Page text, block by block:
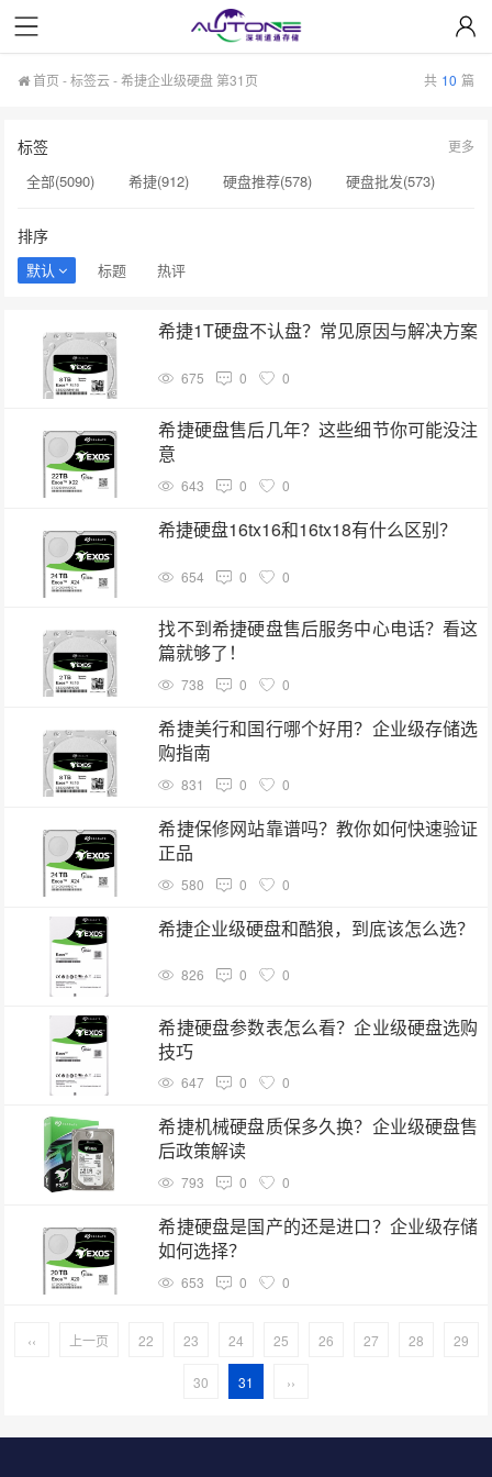
首页 -标签云- 希捷企业级硬盘 第31页 共 10 篇
标签
全部(5090) 希捷(912) 硬盘推荐(578)
硬盘批发(573)
硬盘采购(474)
希捷硬盘(471)
显卡(283)
希捷硬盘选购(274)
企业级固态硬盘(265)
硬盘售后服务(262)
移动硬盘(244)
服务器硬盘价格(196)
企业级NAS存储(189)
更多
排序
默认 标题 热评
希捷1T硬盘不认盘？常见原因与解决方案
675 0 0
希捷硬盘售后几年？这些细节你可能没注
意
643 0 0
希捷硬盘16tx16和16tx18有什么区别？
654 0 0
找不到希捷硬盘售后服务中心电话？看这
篇就够了！
738 0 0
希捷美行和国行哪个好用？企业级存储选
购指南
831 0 0
希捷保修网站靠谱吗？教你如何快速验证
正品
580 0 0
希捷企业级硬盘和酷狼，到底该怎么选？
826 0 0
希捷硬盘参数表怎么看？企业级硬盘选购
技巧
647 0 0
希捷机械硬盘质保多久换？企业级硬盘售
后政策解读
793 0 0
希捷硬盘是国产的还是进口？企业级存储
如何选择？
653 0 0
‹‹ 上一页 22 23 24 25 26 27 28 29
30 31 ››